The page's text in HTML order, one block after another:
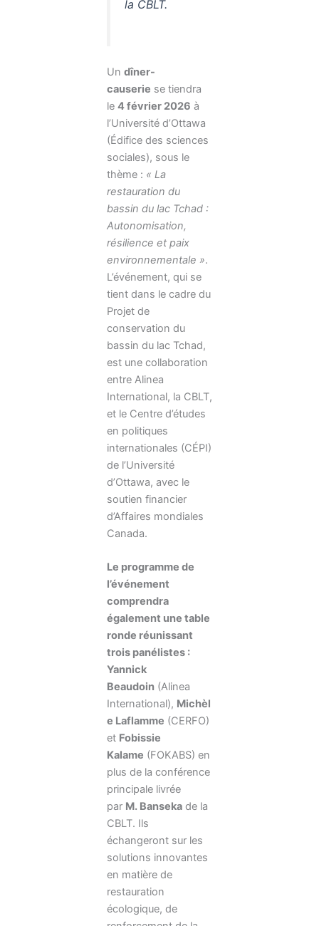
la CBLT.
Un dîner-
causerie se tiendra
le 4 février 2026 à
l’Université d’Ottawa
(Édifice des sciences
sociales), sous le
thème : « La
restauration du
bassin du lac Tchad :
Autonomisation,
résilience et paix
environnementale ».
L’événement, qui se
tient dans le cadre du
Projet de
conservation du
bassin du lac Tchad,
est une collaboration
entre Alinea
International, la CBLT,
et le Centre d’études
en politiques
internationales (CÉPI)
de l’Université
d’Ottawa, avec le
soutien financier
d’Affaires mondiales
Canada.
Le programme de
l’événement
comprendra
également une table
ronde réunissant
trois panélistes :
Yannick
Beaudoin (Alinea
International), Michèl
e Laflamme (CERFO)
et Fobissie
Kalame (FOKABS) en
plus de la conférence
principale livrée
par M. Banseka de la
CBLT. Ils
échangeront sur les
solutions innovantes
en matière de
restauration
écologique, de